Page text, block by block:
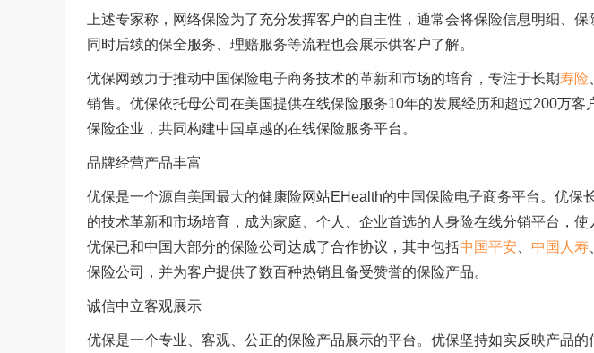
上述专家称，网络保险为了充分发挥客户的自主性，通常会将保险信息明细、
同时后续的保全服务、理赔服务等流程也会展示供客户了解。
优保网致力于推动中国保险电子商务技术的革新和市场的培育，专注于长期寿险
销售。优保依托母公司在美国提供在线保险服务10年的发展经历和超过200万客
保险企业，共同构建中国卓越的在线保险服务平台。
品牌经营产品丰富
优保是一个源自美国最大的健康险网站EHealth的中国保险电子商务平台。优保
的技术革新和市场培育，成为家庭、个人、企业首选的人身险在线分销平台，使
优保已和中国大部分的保险公司达成了合作协议，其中包括中国平安 中国人寿
保险公司，并为客户提供了数百种热销且备受赞誉的保险产品。
诚信中立客观展示
优保是一个专业、客观、公正的保险产品展示的平台。优保坚持如实反映产品